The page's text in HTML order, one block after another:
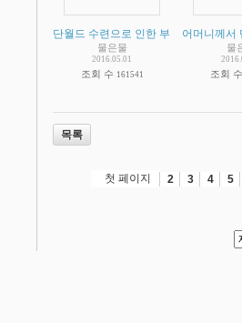
단월드 수련으로 인한 부작용을 겪었습
물은물
2016.05.01
조회 수 161541
어머니께서
물
조회
목록
첫 페이지 2 3 4 5